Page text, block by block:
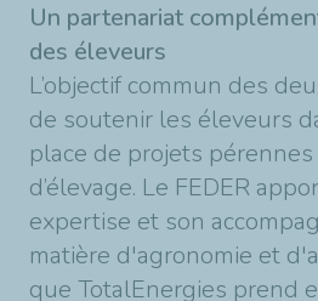
Un partenariat
des éleveurs
L’objectif commun des
de soutenir les éleveurs
place de projets
d’élevage. Le FEDER
expertise et son
matière d'agronomie et
que TotalEnergies prend